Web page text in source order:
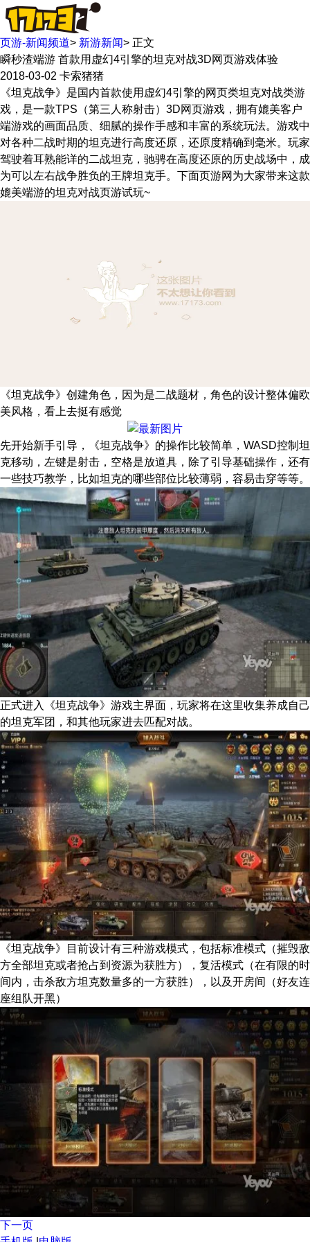
页游-新闻频道> 新游新闻> 正文
瞬秒渣端游 首款用虚幻4引擎的坦克对战3D网页游戏体验
2018-03-02 卡索猪猪
《坦克战争》是国内首款使用虚幻4引擎的网页类坦克对战类游
戏，是一款TPS（第三人称射击）3D网页游戏，拥有媲美客户
端游戏的画面品质、细腻的操作手感和丰富的系统玩法。游戏中
对各种二战时期的坦克进行高度还原，还原度精确到毫米。玩家
驾驶着耳熟能详的二战坦克，驰骋在高度还原的历史战场中，成
为可以左右战争胜负的王牌坦克手。下面页游网为大家带来这款
媲美端游的坦克对战页游试玩~
《坦克战争》创建角色，因为是二战题材，角色的设计整体偏欧
美风格，看上去挺有感觉
先开始新手引导，《坦克战争》的操作比较简单，WASD控制坦
克移动，左键是射击，空格是放道具，除了引导基础操作，还有
一些技巧教学，比如坦克的哪些部位比较薄弱，容易击穿等等。
正式进入《坦克战争》游戏主界面，玩家将在这里收集养成自己
的坦克军团，和其他玩家进去匹配对战。
《坦克战争》目前设计有三种游戏模式，包括标准模式（摧毁敌
方全部坦克或者抢占到资源为获胜方），复活模式（在有限的时
间内，击杀敌方坦克数量多的一方获胜），以及开房间（好友连
座组队开黑）
下一页